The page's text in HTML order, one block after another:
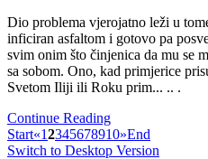
Dio problema vjerojatno leži u
inficiran asfaltom i gotovo pa
svim onim što činjenica da mu se
sa sobom. Ono, kad primjerice
Svetom Iliji ili Roku prim... .. .
Continue Reading
Start«12345678910»End
Switch to Desktop Version